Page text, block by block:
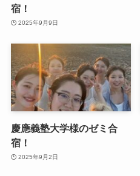
宿！
2025年9月9日
慶應義塾大学様のゼミ合
宿！
2025年9月2日